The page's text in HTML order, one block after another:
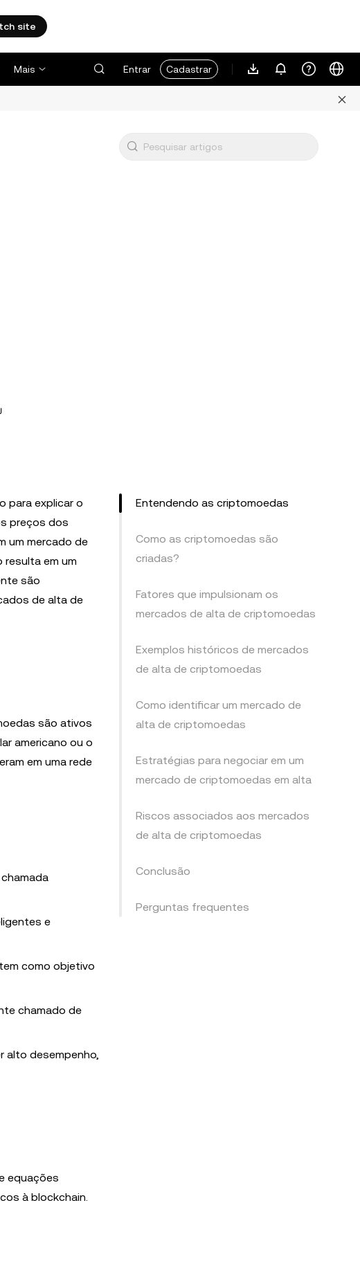
site
Mais Entrar Cadastrar
para explicar o
preços dos
um mercado de
resulta em um
são
de alta de
são ativos
americano ou o
em uma rede
e
como objetivo
chamado de
alto desempenho,
equações
à blockchain.
Entendendo as criptomoedas
Como as criptomoedas são
criadas?
Fatores que impulsionam os
mercados de alta de criptomoedas
Exemplos históricos de mercados
de alta de criptomoedas
Como identificar um mercado de
alta de criptomoedas
Estratégias para negociar em um
mercado de criptomoedas em alta
Riscos associados aos mercados
de alta de criptomoedas
Conclusão
Perguntas frequentes